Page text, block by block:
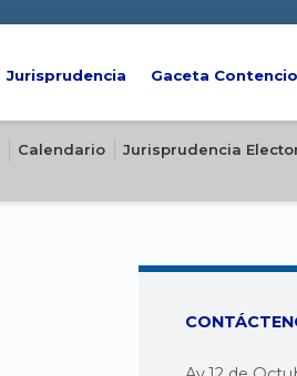
Jurisprudencia Gaceta
Calendario Jurisprudencia